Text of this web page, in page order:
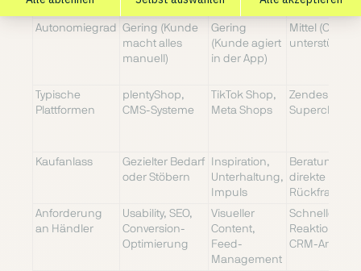
impulsiv)
Autonomiegrad
Gering (Kunde
macht alles
manuell)
Gering
(Kunde agiert
in der App)
Mittel
unterstützen)
Typische
Plattformen
plentyShop,
CMS-Systeme
TikTok Shop,
Meta Shops
Zendesk,
Superchat,
Kaufanlass
Gezielter Bedarf
oder Stöbern
Inspiration,
Unterhaltung,
Impuls
direkte
Rückfragen
Anforderung
an Händler
Usability, SEO,
Conversion-
Optimierung
Visueller
Content,
Feed-
Management
Schnelle
CRM-